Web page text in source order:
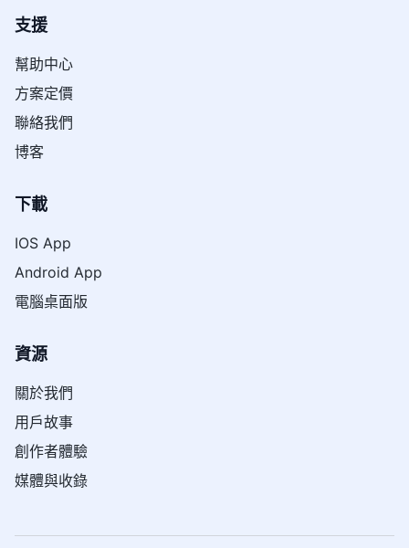
支援
幫助中心
方案定價
聯絡我們
博客
下載
IOS App
Android App
電腦桌面版
資源
關於我們
用戶故事
創作者體驗
媒體與收錄